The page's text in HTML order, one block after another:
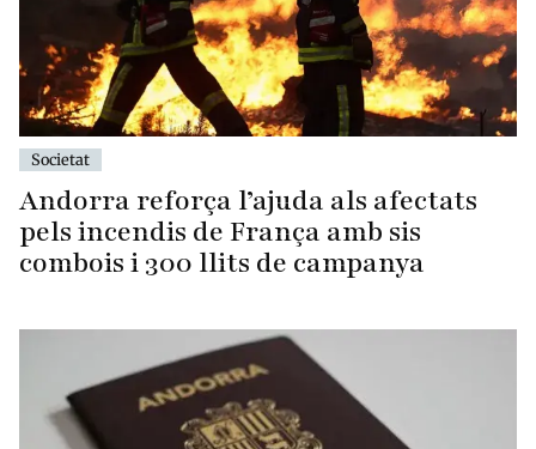
Societat
Andorra reforça l’ajuda als afectats
pels incendis de França amb sis
combois i 300 llits de campanya